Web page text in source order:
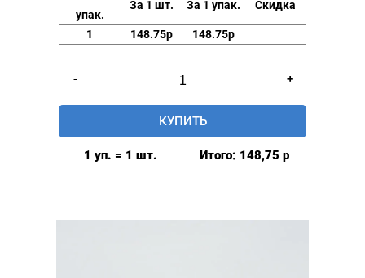
упак.
За 1 шт. За 1 упак. Скидка
1 148.75р 148.75р
-
товара
Джинсовые
пуговицы
+
КУПИТЬ
1 уп. = 1 шт. Итого: 148,75 р